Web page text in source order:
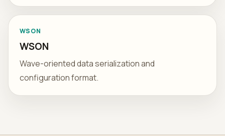
WSON
WSON
Wave-oriented data serialization and
configuration format.